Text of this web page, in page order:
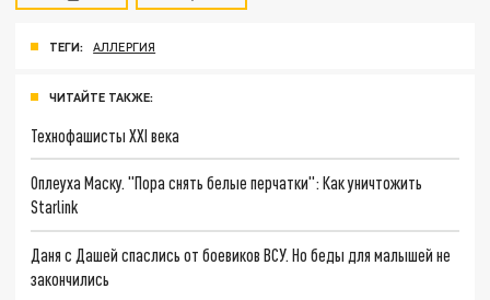
ТЕГИ: АЛЛЕРГИЯ
ЧИТАЙТЕ ТАКЖЕ:
Технофашисты XXI века
Оплеуха Маску. "Пора снять белые перчатки": Как уничтожить
Starlink
Даня с Дашей спаслись от боевиков ВСУ. Но беды для малышей не
закончились